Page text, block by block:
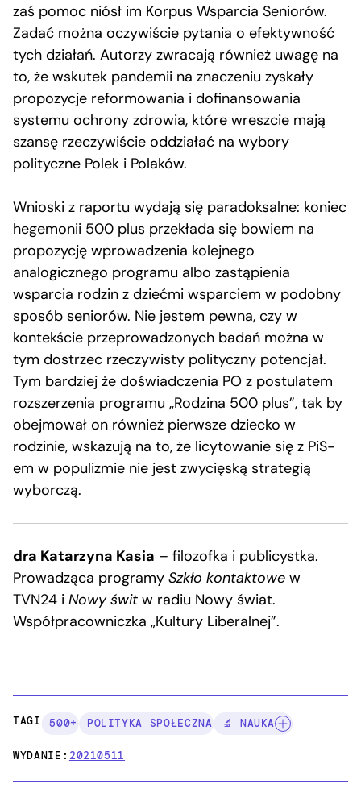
zaś pomoc niósł im Korpus Wsparcia Seniorów.
Zadać można oczywiście pytania o efektywność
tych działań. Autorzy zwracają również uwagę na
to, że wskutek pandemii na znaczeniu zyskały
propozycje reformowania i dofinansowania
systemu ochrony zdrowia, które wreszcie mają
szansę rzeczywiście oddziałać na wybory
polityczne Polek i Polaków.
Wnioski z raportu wydają się paradoksalne: koniec
hegemonii 500 plus przekłada się bowiem na
propozycję wprowadzenia kolejnego
analogicznego programu albo zastąpienia
wsparcia rodzin z dziećmi wsparciem w podobny
sposób seniorów. Nie jestem pewna, czy w
kontekście przeprowadzonych badań można w
tym dostrzec rzeczywisty polityczny potencjał.
Tym bardziej że doświadczenia PO z postulatem
rozszerzenia programu „Rodzina 500 plus”, tak by
obejmował on również pierwsze dziecko w
rodzinie, wskazują na to, że licytowanie się z PiS-
em w populizmie nie jest zwycięską strategią
wyborczą.
dra Katarzyna Kasia – filozofka i publicystka.
Prowadząca programy Szkło kontaktowe w
TVN24 i Nowy świt w radiu Nowy świat.
Współpracowniczka „Kultury Liberalnej”.
TAGI: 500+ POLITYKA SPOŁECZNA 🔬 NAUKA
WYDANIE:20210511